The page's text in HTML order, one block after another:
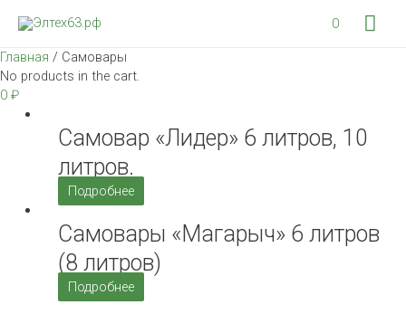
0
Главная / Самовары
No products in the cart.
0 ₽
Самовар «Лидер» 6 литров, 10
литров.
Подробнее
Самовары «Магарыч» 6 литров
(8 литров)
Подробнее